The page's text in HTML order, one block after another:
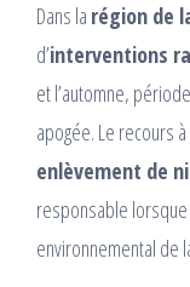
Dans la région de
d’interventions
et l’automne,
apogée. Le recours
enlèvement de
responsable
environnemental de